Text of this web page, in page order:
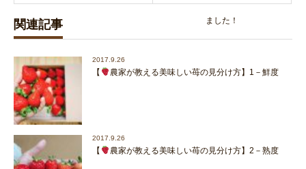
ました！
関連記事
2017.9.26
【 農家が教える美味しい苺の見分け方】1－鮮度
2017.9.26
【 農家が教える美味しい苺の見分け方】2－熟度